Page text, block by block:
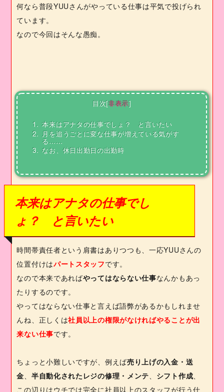
何なら普段YUUさんがやっている仕事は平気で投げられ
ています。
なので今回はそんな愚痴。
目次[非表示]
1. 本来はアナタの仕事でしょ？ と言いたい
2. 月を追うごとに変な仕事が増えている気がす
る……
3. なお、休日出勤日の出勤時
本来はアナタの仕事でし
ょ？ と言いたい
時間帯責任者という肩書はありつつも、一応YUUさんの
位置付けはパートスタッフです。
なので本来であればやってはならない仕事なんかもあっ
たりするのです。
やってはならない仕事と言えば語弊があるかもしれませ
んね、正しくは社員以上の権限がなければやることが出
来ない仕事です。
ちょっと小難しいですが、例えば売り上げの入金・送
金
半自動化されたレジの修理・メンテ シフト作成
この辺りはウチでは完全に社員以上のスタッフが行う仕